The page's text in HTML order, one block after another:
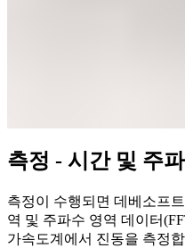
측정 - 시간 및 주
측정이 수행되면 데베소프
역 및 주파수 영역 데이터
가속도계에서 진동을 측정